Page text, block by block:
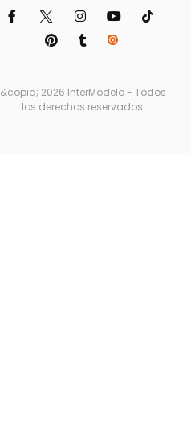
&copia; 2026 InterModelo - Todos
los derechos reservados.